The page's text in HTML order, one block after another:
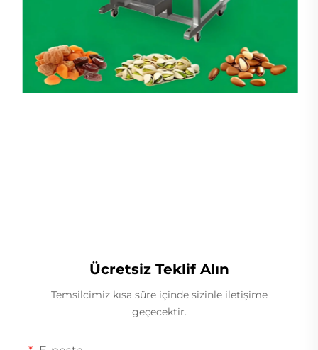
Ücretsiz Teklif Alın
Temsilcimiz kısa süre içinde sizinle iletişime
geçecektir.